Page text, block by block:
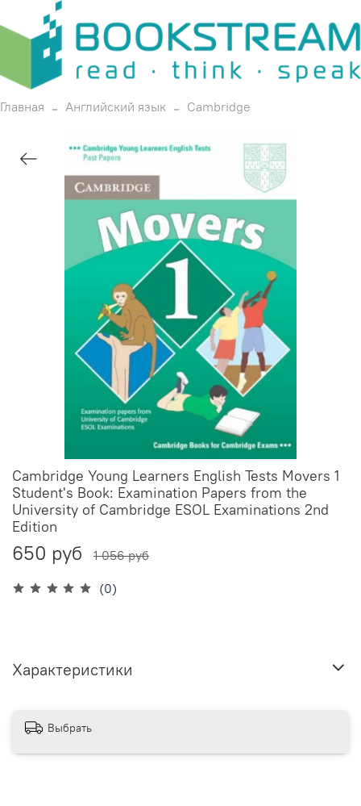
Главная Английский язык Cambridge
(0)
Cambridge Young Learners English Tests Movers 1
Student's Book: Examination Papers from the
University of Cambridge ESOL Examinations 2nd
Edition
650 руб 1 056 руб
Характеристики
Выбрать